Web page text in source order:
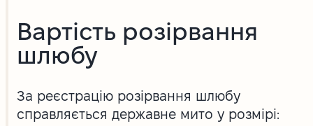
Вартість розірвання
шлюбу
За реєстрацію розірвання шлюбу
справляється державне мито у розмірі: